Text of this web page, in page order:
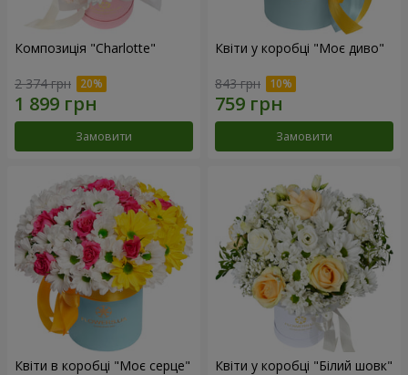
Композиція "Charlotte"
2 374 грн
Замовити
Квіти у коробці "Моє диво"
843 грн
Замовити
Квіти в коробці "Моє серце" Квіти у коробці "Білий шовк"